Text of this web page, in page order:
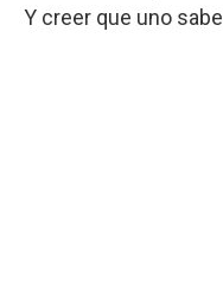
Y creer que uno sabe